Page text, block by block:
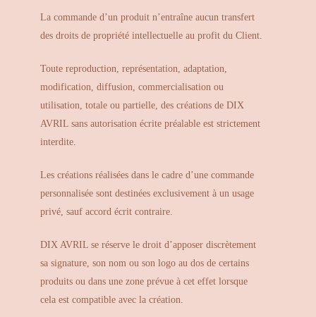
La commande d’un produit n’entraîne aucun transfert
des droits de propriété intellectuelle au profit du Client.
Toute reproduction, représentation, adaptation,
modification, diffusion, commercialisation ou
utilisation, totale ou partielle, des créations de DIX
AVRIL sans autorisation écrite préalable est strictement
interdite.
Les créations réalisées dans le cadre d’une commande
personnalisée sont destinées exclusivement à un usage
privé, sauf accord écrit contraire.
DIX AVRIL se réserve le droit d’apposer discrètement
sa signature, son nom ou son logo au dos de certains
produits ou dans une zone prévue à cet effet lorsque
cela est compatible avec la création.